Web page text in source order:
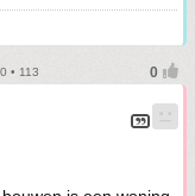
• 113